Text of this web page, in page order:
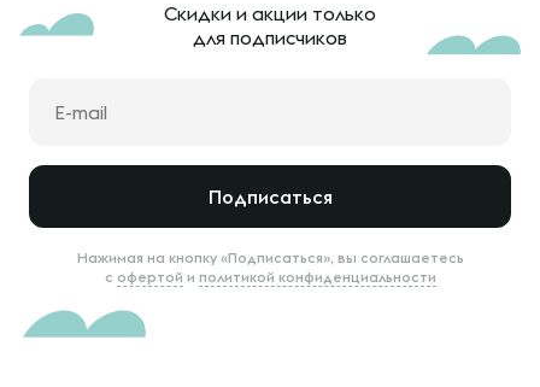
Скидки и акции только
для подписчиков
Подписаться
Нажимая на кнопку «Подписаться», вы соглашаетесь
с офертой и политикой конфиденциальности